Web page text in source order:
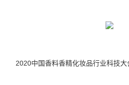
2020中国香料香精化妆品行业科技大